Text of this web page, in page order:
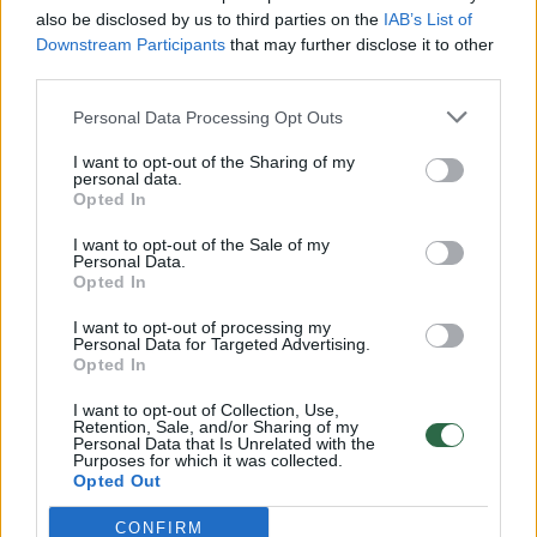
also be disclosed by us to third parties on the IAB’s List of
Downstream Participants that may further disclose it to other
Personal Data Processing Opt Outs
I want to opt-out of the Sharing of my
personal data.
Opted In
I want to opt-out of the Sale of my
Personal Data.
Opted In
I want to opt-out of processing my
Personal Data for Targeted Advertising.
Opted In
I want to opt-out of Collection, Use,
Retention, Sale, and/or Sharing of my
Personal Data that Is Unrelated with the
Purposes for which it was collected.
Opted Out
CONFIRM
Žinios | Lietuvos diena
00:00:57
Savaitės vidurys nusimato karštas: temperatūra kils iki
32 laipsnių šilumos
Žinios | Orai
00:15:54
V. Zalužno pasisakymą laiko bandymu įsitvirtinti
Laidos | Nauja diena
Nufilmavo, kaip patvino Vilniaus Vakarinis aplinkkelis:
vaizdas pribloškia
Žinios